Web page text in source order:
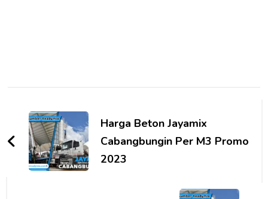
NavigationHarga Beton Jayamix
Cabangbungin Per M3 Promo
2023